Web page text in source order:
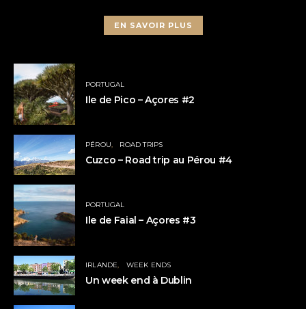
EN SAVOIR PLUS
PORTUGAL
Ile de Pico – Açores #2
PÉROU ROAD TRIPS
Cuzco – Road trip au Pérou #4
PORTUGAL
Ile de Faial – Açores #3
IRLANDE WEEK ENDS
Un week end à Dublin